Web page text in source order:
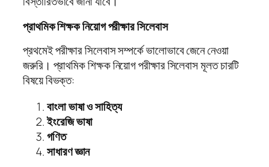
প্রাথমিক শিক্ষক নিয়োগ পরীক্ষার সিলেবাস
প্রথমেই পরীক্ষার সিলেবাস সম্পর্কে ভালোভাবে জেনে নেওয়া
জরুরি। প্রাথমিক শিক্ষক নিয়োগ পরীক্ষার সিলেবাস মূলত চারটি
বিষয়ে বিভক্ত:
বাংলা ভাষা ও সাহিত্য
ইংরেজি ভাষা
গণিত
সাধারণ জ্ঞান